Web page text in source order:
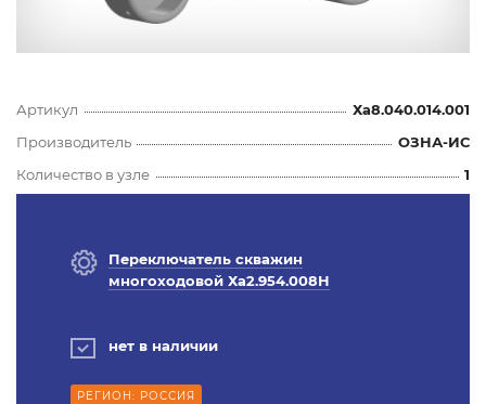
Артикул
Ха8.040.014.001
Производитель
ОЗНА-ИС
Количество в узле
1
Переключатель скважин
многоходовой Ха2.954.008Н
нет в наличии
РЕГИОН: РОССИЯ